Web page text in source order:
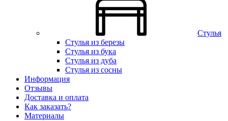
Стулья
Стулья из березы
Стулья из бука
Стулья из дуба
Стулья из сосны
Информация
Отзывы
Доставка и оплата
Как заказать?
Материалы